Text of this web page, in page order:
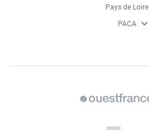
Pays de Loire
PACA expand_more